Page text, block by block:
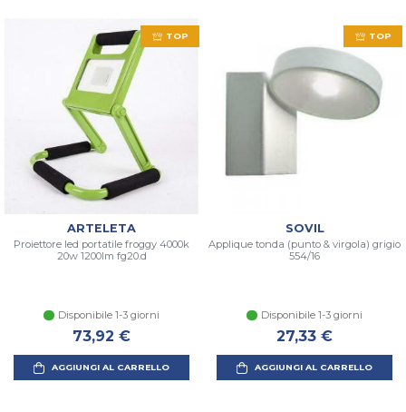
TOP
ARTELETA
Proiettore led portatile froggy 4000k
20w 1200lm fg20.d
Disponibile 1-3 giorni
73,92 €
AGGIUNGI AL CARRELLO
TOP
SOVIL
Applique tonda (punto & virgola) grigio
554/16
Disponibile 1-3 giorni
27,33 €
AGGIUNGI AL CARRELLO